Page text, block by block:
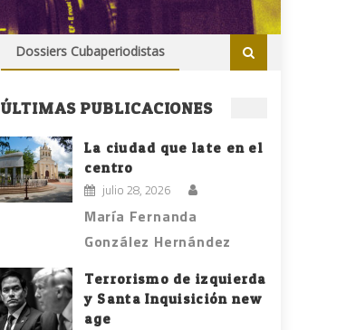
Dossiers Cubaperiodistas
ÚLTIMAS PUBLICACIONES
La ciudad que late en el
centro
julio 28, 2026
María Fernanda
González Hernández
Terrorismo de izquierda
y Santa Inquisición new
age